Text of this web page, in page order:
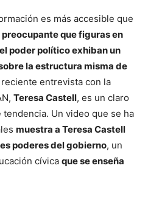
es más accesible que
que figuras en
poder político exhiban un
la estructura misma de
reciente entrevista con la
Teresa Castell, es un claro
Un video que se ha
muestra a Teresa Castell
poderes del gobierno, un
cívica que se enseña